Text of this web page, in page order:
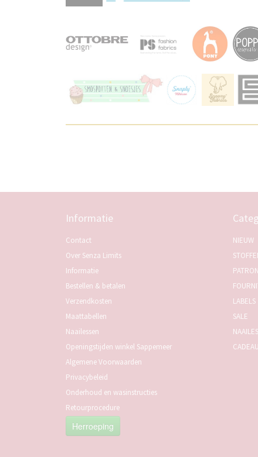
Informatie
Contact
Over Senza Limits
Informatie
Bestellen & betalen
Verzendkosten
Maattabellen
Naailessen
Openingstijden winkel Sappemeer
Algemene Voorwaarden
Privacybeleid
Onderhoud en wasinstructies
Retourprocedure
Herroeping
NIEUW
LABELS
SALE